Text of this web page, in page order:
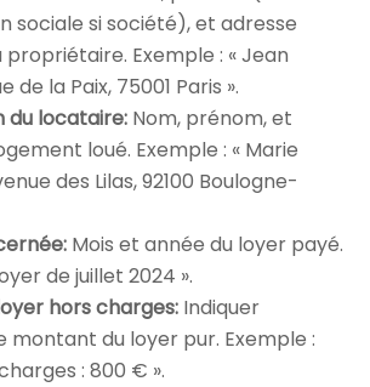
sociale si société), et adresse
Exemple : « Jean
de la Paix, 75001 Paris ».
du locataire: Nom, prénom, et
loué. Exemple : « Marie
des Lilas, 92100 Boulogne-
Mois et année du loyer payé.
de juillet 2024 ».
hors charges: Indiquer
montant du loyer pur. Exemple :
: 800 € ».